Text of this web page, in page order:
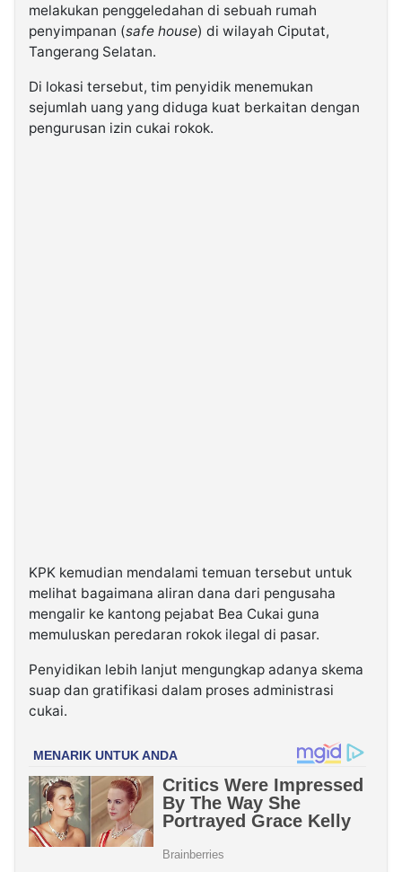
melakukan penggeledahan di sebuah rumah
penyimpanan (safe house) di wilayah Ciputat,
Tangerang Selatan.
Di lokasi tersebut, tim penyidik menemukan
sejumlah uang yang diduga kuat berkaitan dengan
pengurusan izin cukai rokok.
KPK kemudian mendalami temuan tersebut untuk
melihat bagaimana aliran dana dari pengusaha
mengalir ke kantong pejabat Bea Cukai guna
memuluskan peredaran rokok ilegal di pasar.
Penyidikan lebih lanjut mengungkap adanya skema
suap dan gratifikasi dalam proses administrasi
cukai.